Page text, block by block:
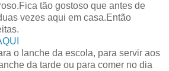
tão gostoso que antes de
vezes aqui em casa.Então
o lanche da escola, para servir aos
da tarde ou para comer no dia